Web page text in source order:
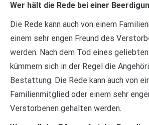
Wer hält die Rede bei einer
Die Rede kann auch von einem
einem sehr engen Freund des
werden. Nach dem Tod eines
kümmern sich in der Regel die
Bestattung. Die Rede kann auch von
Familienmitglied oder einem sehr
Verstorbenen gehalten werden.